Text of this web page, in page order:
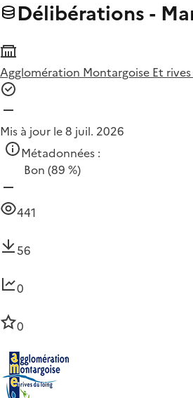
Délibérations -
Agglomération Montargoise Et
Mis à jour le 8 juil. 2026
Métadonnées :
Bon (89 %)
441
56
0
0